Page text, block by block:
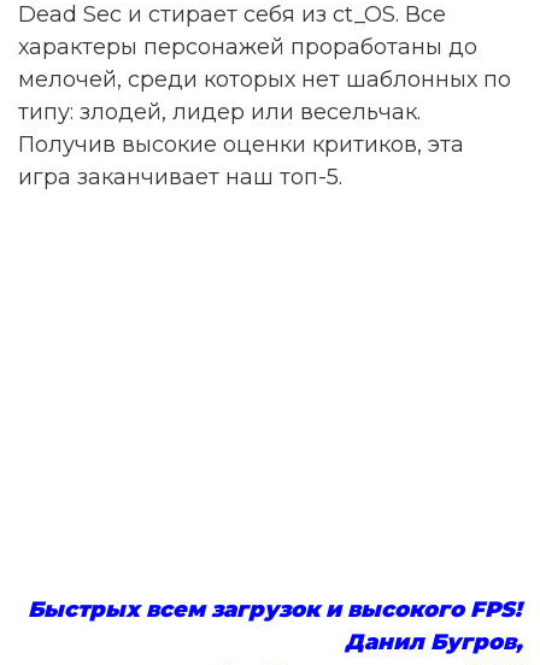
Dead Sec и стирает себя из ct_OS. Все
характеры персонажей проработаны до
мелочей, среди которых нет шаблонных по
типу: злодей, лидер или весельчак.
Получив высокие оценки критиков, эта
игра заканчивает наш топ-5.
Быстрых всем загрузоки высокого FPS!
Данил Бугров,